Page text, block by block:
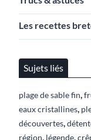
Les recettes
Sujets liés
plage de sable fin,
eaux cristallines,
découvertes,
région, légende,